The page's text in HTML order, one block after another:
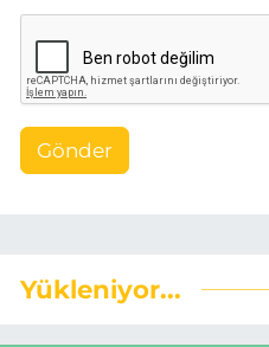
Gönder
Yükleniyor...